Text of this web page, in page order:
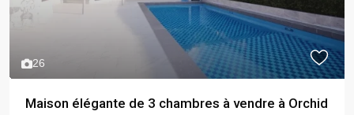
26
Maison élégante de 3 chambres à vendre à Orchid